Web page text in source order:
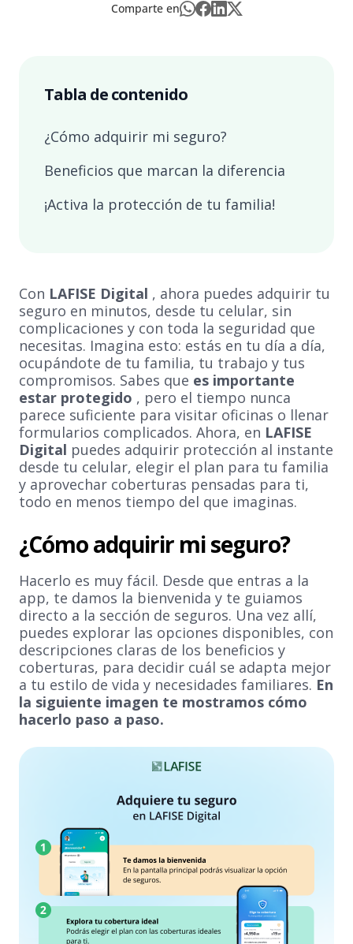
Comparte en
Tabla de contenido
¿Cómo adquirir mi seguro?
Beneficios que marcan la diferencia
¡Activa la protección de tu familia!
Con LAFISE Digital , ahora puedes adquirir tu
seguro en minutos, desde tu celular, sin
complicaciones y con toda la seguridad que
necesitas. Imagina esto: estás en tu día a día,
ocupándote de tu familia, tu trabajo y tus
compromisos. Sabes que es importante
estar protegido , pero el tiempo nunca
parece suficiente para visitar oficinas o llenar
formularios complicados. Ahora, en LAFISE
Digital puedes adquirir protección al instante
desde tu celular, elegir el plan para tu familia
y aprovechar coberturas pensadas para ti,
todo en menos tiempo del que imaginas.
¿Cómo adquirir mi seguro?
Hacerlo es muy fácil. Desde que entras a la
app, te damos la bienvenida y te guiamos
directo a la sección de seguros. Una vez allí,
puedes explorar las opciones disponibles, con
descripciones claras de los beneficios y
coberturas, para decidir cuál se adapta mejor
a tu estilo de vida y necesidades familiares. En
la siguiente imagen te mostramos cómo
hacerlo paso a paso.